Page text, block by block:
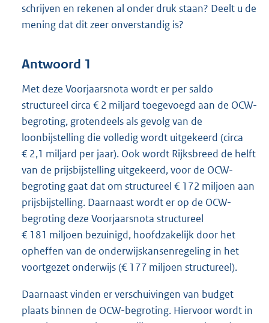
schrijven en rekenen al onder druk staan? Deelt u de
mening dat dit zeer onverstandig is?
Antwoord 1
Met deze Voorjaarsnota wordt er per saldo
structureel circa € 2 miljard toegevoegd aan de OCW-
begroting, grotendeels als gevolg van de
loonbijstelling die volledig wordt uitgekeerd (circa
€ 2,1 miljard per jaar). Ook wordt Rijksbreed de helft
van de prijsbijstelling uitgekeerd, voor de OCW-
begroting gaat dat om structureel € 172 miljoen aan
prijsbijstelling. Daarnaast wordt er op de OCW-
begroting deze Voorjaarsnota structureel
€ 181 miljoen bezuinigd, hoofdzakelijk door het
opheffen van de onderwijskansenregeling in het
voortgezet onderwijs (€ 177 miljoen structureel).
Daarnaast vinden er verschuivingen van budget
plaats binnen de OCW-begroting. Hiervoor wordt in